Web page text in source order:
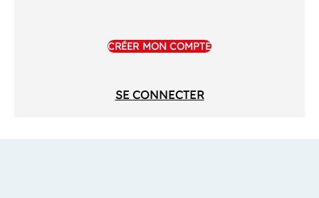
CRÉER MON COMPTE
SE CONNECTER